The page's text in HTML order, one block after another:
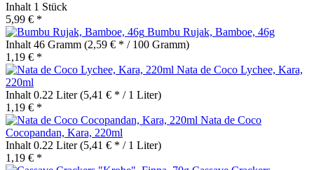
Inhalt 1 Stück
5,99 € *
Bumbu Rujak, Bamboe, 46g
Inhalt 46 Gramm (2,59 € * / 100 Gramm)
1,19 € *
Nata de Coco Lychee, Kara,
220ml
Inhalt 0.22 Liter(5,41 € * / 1 Liter)
1,19 € *
Nata de Coco
Cocopandan, Kara, 220ml
Inhalt 0.22 Liter(5,41 € * / 1 Liter)
1,19 € *